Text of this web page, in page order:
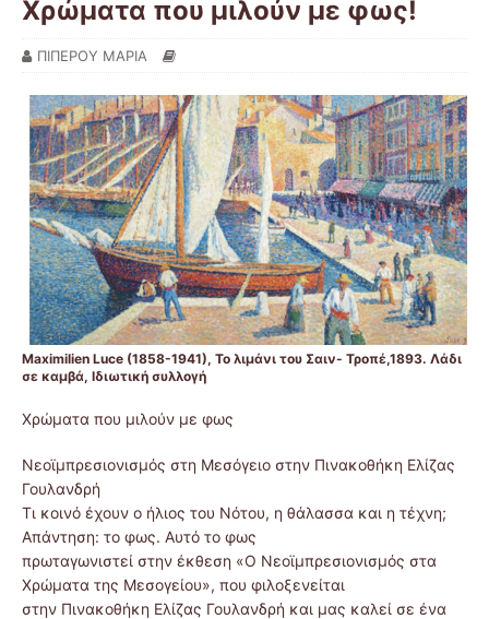
Χρώματα που μιλούν με φως!
ΠΙΠΕΡΟΥ ΜΑΡΙΑ
Maximilien Luce (1858-1941), Το λιμάνι του Σαιν- Τροπέ,1893. Λάδι
σε καμβά, Ιδιωτική συλλογή
Χρώματα που μιλούν με φως
Νεοϊμπρεσιονισμός στη Μεσόγειο στην Πινακοθήκη Ελίζας
Γουλανδρή
Τι κοινό έχουν ο ήλιος του Νότου, η θάλασσα και η τέχνη;
Απάντηση: το φως. Αυτό το φως
πρωταγωνιστεί στην έκθεση «Ο Νεοϊμπρεσιονισμός στα
Χρώματα της Μεσογείου», που φιλοξενείται
στην Πινακοθήκη Ελίζας Γουλανδρή και μας καλεί σε ένα